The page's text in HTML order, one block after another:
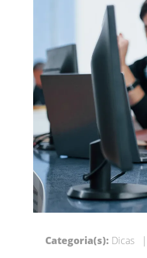
Categoria(s): Dicas |